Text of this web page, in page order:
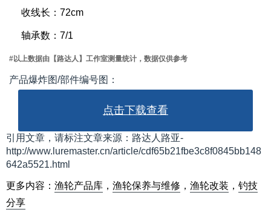
收线长：72cm
轴承数：7/1
#以上数据由【路达人】工作室测量统计，数据仅供参考
产品爆炸图/部件编号图：
点击下载查看
引用文章，请标注文章来源：路达人路亚-
http://www.luremaster.cn/article/cdf65b21fbe3c8f0845bb148
642a5521.html
更多内容： 渔轮产品库 ， 渔轮保养与维修 ， 渔轮改装 ， 钓技
分享